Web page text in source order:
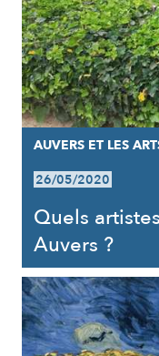
AUVERS ET LES
26/05/2020
Quels
Auvers ?